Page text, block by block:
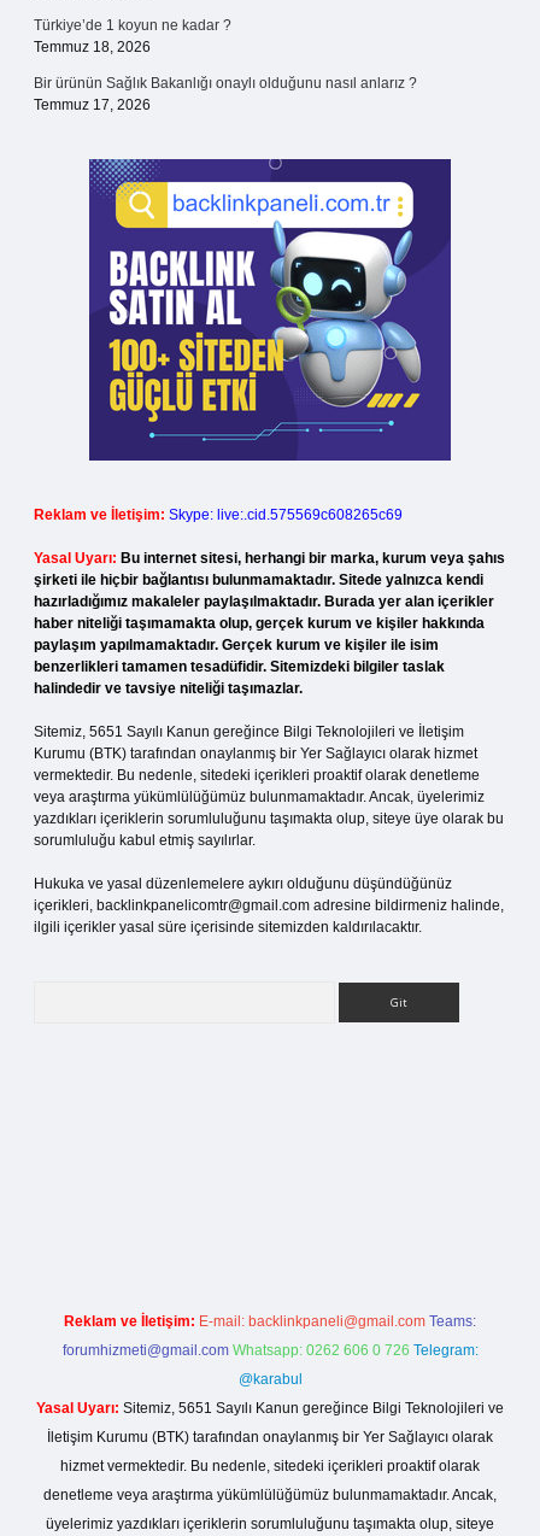
Türkiye’de 1 koyun ne kadar ?
Temmuz 18, 2026
Bir ürünün Sağlık Bakanlığı onaylı olduğunu nasıl anlarız ?
Temmuz 17, 2026
Reklam ve İletişim: Skype: live:.cid.575569c608265c69
Yasal Uyarı: Bu internet sitesi, herhangi bir marka, kurum veya şahıs
şirketi ile hiçbir bağlantısı bulunmamaktadır. Sitede yalnızca kendi
hazırladığımız makaleler paylaşılmaktadır. Burada yer alan içerikler
haber niteliği taşımamakta olup, gerçek kurum ve kişiler hakkında
paylaşım yapılmamaktadır. Gerçek kurum ve kişiler ile isim
benzerlikleri tamamen tesadüfidir. Sitemizdeki bilgiler taslak
halindedir ve tavsiye niteliği taşımazlar.
Sitemiz, 5651 Sayılı Kanun gereğince Bilgi Teknolojileri ve İletişim
Kurumu (BTK) tarafından onaylanmış bir Yer Sağlayıcı olarak hizmet
vermektedir. Bu nedenle, sitedeki içerikleri proaktif olarak denetleme
veya araştırma yükümlülüğümüz bulunmamaktadır. Ancak, üyelerimiz
yazdıkları içeriklerin sorumluluğunu taşımakta olup, siteye üye olarak bu
sorumluluğu kabul etmiş sayılırlar.
Hukuka ve yasal düzenlemelere aykırı olduğunu düşündüğünüz
içerikleri, backlinkpanelicomtr@gmail.com adresine bildirmeniz halinde,
ilgili içerikler yasal süre içerisinde sitemizden kaldırılacaktır.
Reklam ve İletişim: E-mail: backlinkpaneli@gmail.com Teams:
forumhizmeti@gmail.com Whatsapp: 0262 606 0 726 Telegram:
@karabul
Yasal Uyarı: Sitemiz, 5651 Sayılı Kanun gereğince Bilgi Teknolojileri ve
İletişim Kurumu (BTK) tarafından onaylanmış bir Yer Sağlayıcı olarak
hizmet vermektedir. Bu nedenle, sitedeki içerikleri proaktif olarak
denetleme veya araştırma yükümlülüğümüz bulunmamaktadır. Ancak,
üyelerimiz yazdıkları içeriklerin sorumluluğunu taşımakta olup, siteye